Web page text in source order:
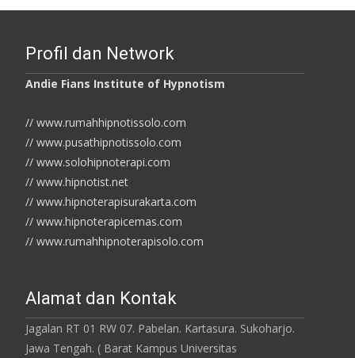
Profil dan Network
Andie Fians Institute of Hypnotism
// www.rumahhipnotissolo.com
// www.pusathipnotissolo.com
// www.solohipnoterapi.com
// www.hipnotist.net
// www.hipnoterapisurakarta.com
// www.hipnoterapicemas.com
// www.rumahhipnoterapisolo.com
Alamat dan Kontak
Jagalan RT 01 RW 07. Pabelan. Kartasura. Sukoharjo.
Jawa Tengah. ( Barat Kampus Universitas